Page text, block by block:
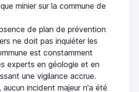
minier sur la commune de
de plan de prévention
ne doit pas inquiéter les
est constamment
experts en géologie et en
une vigilance accrue.
aucun incident majeur n'a été